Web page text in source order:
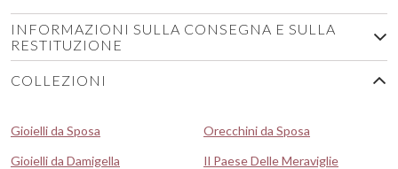
INFORMAZIONI SULLA CONSEGNA E SULLA
RESTITUZIONE
COLLEZIONI
Gioielli da Sposa
Orecchini da Sposa
Gioielli da Damigella
Il Paese Delle Meraviglie